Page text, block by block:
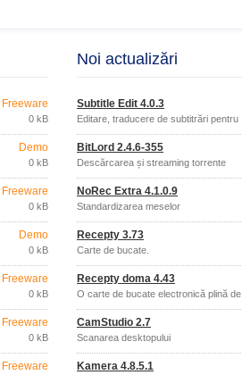
Freeware
0 kB
Demo
0 kB
Freeware
0 kB
Demo
0 kB
Freeware
0 kB
Freeware
0 kB
Freeware
Noi actualizări
Subtitle Edit 4.0.3
Editare, traducere de subtitrări pentru
BitLord 2.4.6-355
Descărcarea și streaming torrente
NoRec Extra 4.1.0.9
Standardizarea meselor
Recepty 3.73
Carte de bucate.
Recepty doma 4.43
O carte de bucate electronică plină de
CamStudio 2.7
Scanarea desktopului
Kamera 4.8.5.1